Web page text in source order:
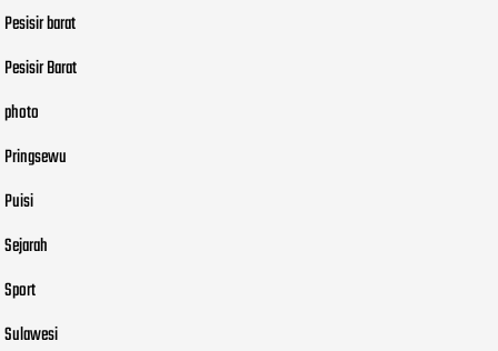
Pesisir barat
Pesisir Barat
photo
Pringsewu
Puisi
Sejarah
Sport
Sulawesi